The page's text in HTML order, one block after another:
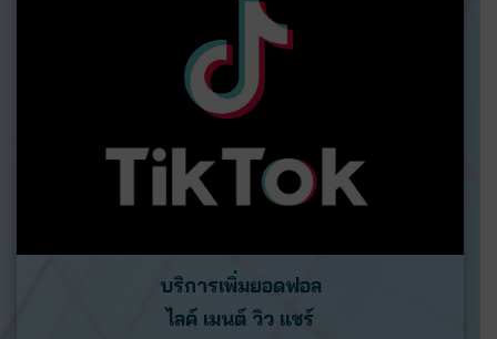
บริการเพิ่มยอดฟอล
ไลค์ เมนต์ วิว แชร์